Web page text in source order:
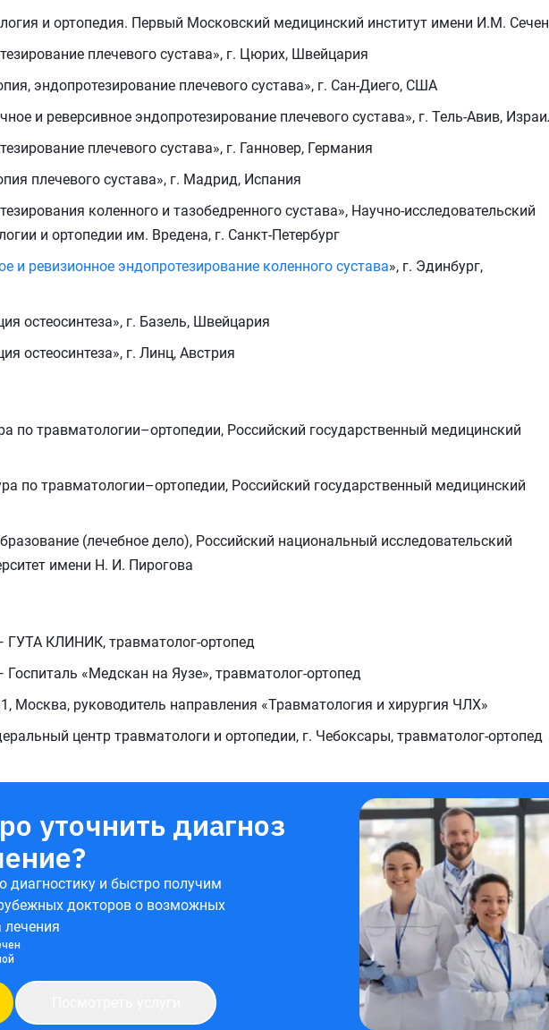
и ортопедия. Первый Московский медицинский институт имени И.М.
плечевого сустава», г. Цюрих, Швейцария
эндопротезирование плечевого сустава», г. Сан-Диего, США
и реверсивное эндопротезирование плечевого сустава», г. Тель-Авив,
плечевого сустава», г. Ганновер, Германия
плечевого сустава», г. Мадрид, Испания
коленного и тазобедренного сустава», Научно-исследовательский
и ортопедии им. Вредена, г. Санкт-Петербург
и ревизионное эндопротезирование коленного сустава», г. Эдинбург,
остеосинтеза», г. Базель, Швейцария
остеосинтеза», г. Линц, Австрия
по травматологии–ортопедии, Российский государственный медицинский
по травматологии–ортопедии, Российский государственный медицинский
(лечебное дело), Российский национальный исследовательский
имени Н. И. Пирогова
ГУТА КЛИНИК, травматолог-ортопед
«Медскан на Яузе», травматолог-ортопед
Москва, руководитель направления «Травматология и хирургия ЧЛХ»
центр травматологи и ортопедии, г. Чебоксары, травматолог-ортопед
уточнить диагноз
и быстро получим
докторов о возможных
лечения